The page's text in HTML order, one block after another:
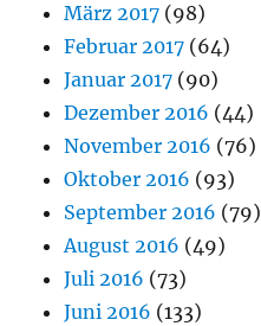
März 2017 (98)
Februar 2017 (64)
Januar 2017 (90)
Dezember 2016 (44)
November 2016 (76)
Oktober 2016 (93)
September 2016 (79)
August 2016 (49)
Juli 2016 (73)
Juni 2016 (133)